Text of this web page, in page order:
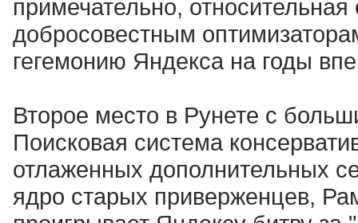
примечательно,
добросовестным
гегемонию Яндекса на годы
Второе место в Рунете с
Поисковая система
отлаженных дополнительных
ядро старых приверженцев,